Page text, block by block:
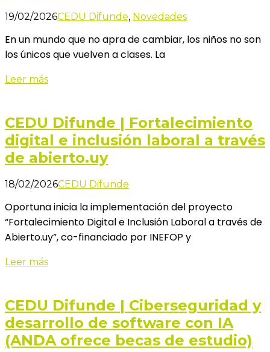
19/02/2026CEDU Difunde, Novedades
En un mundo que no apra de cambiar, los niños no son
los únicos que vuelven a clases. La
Leer más
CEDU Difunde | Fortalecimiento
digital e inclusión laboral a través
de abierto.uy
18/02/2026CEDU Difunde
Oportuna inicia la implementación del proyecto
“Fortalecimiento Digital e Inclusión Laboral a través de
Abierto.uy”, co-financiado por INEFOP y
Leer más
CEDU Difunde | Ciberseguridad y
desarrollo de software con IA
(ANDA ofrece becas de estudio)